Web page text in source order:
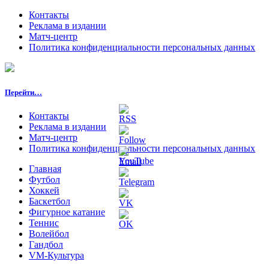
Контакты
Реклама в издании
Матч-центр
Политика конфиденциальности персональных данных
Перейти…
Контакты
Реклама в издании
Матч-центр
Политика конфиденциальности персональных данных
Главная
Футбол
Хоккей
Баскетбол
Фигурное катание
Теннис
Волейбол
Гандбол
VM-Культура